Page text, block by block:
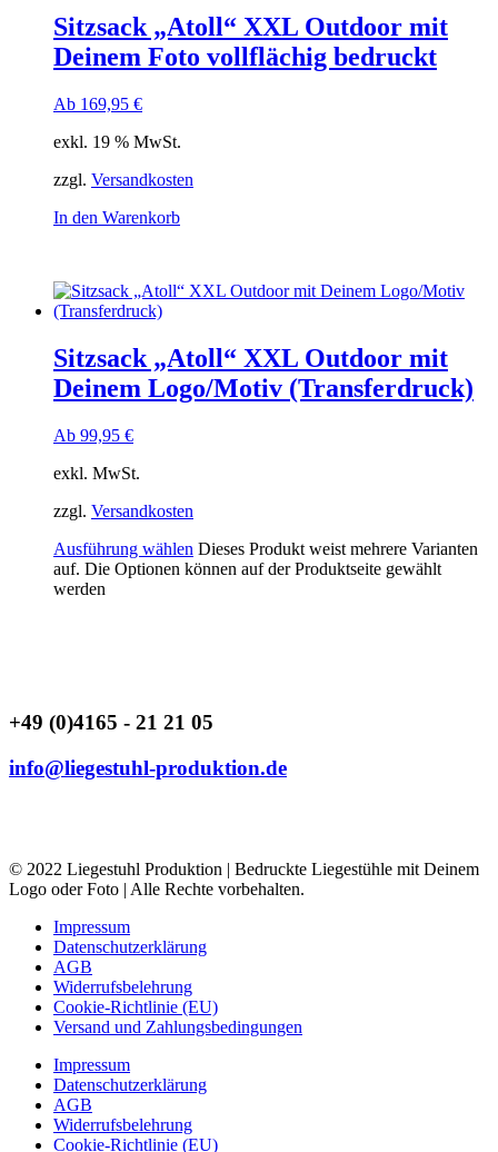
Sitzsack „Atoll“ XXL Outdoor mit
Deinem Foto vollflächig bedruckt
Ab 169,95 €
exkl. 19 % MwSt.
zzgl. Versandkosten
In den Warenkorb
Sitzsack „Atoll“ XXL Outdoor mit
Deinem Logo/Motiv (Transferdruck)
Ab 99,95 €
exkl. MwSt.
zzgl. Versandkosten
Ausführung wählen Dieses Produkt weist mehrere Varianten
auf. Die Optionen können auf der Produktseite gewählt
werden
+49 (0)4165 - 21 21 05
info@liegestuhl-produktion.de
© 2022 Liegestuhl Produktion | Bedruckte Liegestühle mit Deinem
Logo oder Foto | Alle Rechte vorbehalten.
Impressum
Datenschutzerklärung
AGB
Widerrufsbelehrung
Cookie-Richtlinie (EU)
Versand und Zahlungsbedingungen
Impressum
Datenschutzerklärung
AGB
Widerrufsbelehrung
Cookie-Richtlinie (EU)